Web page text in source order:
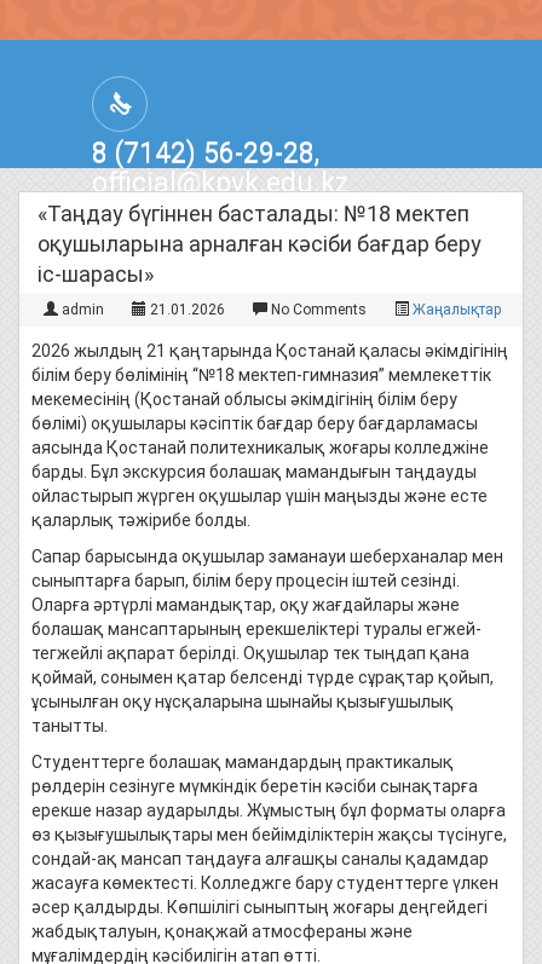
8 (7142) 56-29-28,
official@kpvk.edu.kz
г.Костанай, Проспект Кобыланды
Батыра, 3
«Таңдау бүгіннен басталады: №18 мектеп
оқушыларына арналған кәсіби бағдар беру
іс-шарасы»
admin 21.01.2026 No Comments Жаңалықтар
2026 жылдың 21 қаңтарында Қостанай қаласы әкімдігінің
білім беру бөлімінің “№18 мектеп-гимназия” мемлекеттік
мекемесінің (Қостанай облысы әкімдігінің білім беру
бөлімі) оқушылары кәсіптік бағдар беру бағдарламасы
аясында Қостанай политехникалық жоғары колледжіне
барды. Бұл экскурсия болашақ мамандығын таңдауды
ойластырып жүрген оқушылар үшін маңызды және есте
қаларлық тәжірибе болды.
Сапар барысында оқушылар заманауи шеберханалар мен
сыныптарға барып, білім беру процесін іштей сезінді.
Оларға әртүрлі мамандықтар, оқу жағдайлары және
болашақ мансаптарының ерекшеліктері туралы егжей-
тегжейлі ақпарат берілді. Оқушылар тек тыңдап қана
қоймай, сонымен қатар белсенді түрде сұрақтар қойып,
ұсынылған оқу нұсқаларына шынайы қызығушылық
танытты.
Студенттерге болашақ мамандардың практикалық
рөлдерін сезінуге мүмкіндік беретін кәсіби сынақтарға
ерекше назар аударылды. Жұмыстың бұл форматы оларға
өз қызығушылықтары мен бейімділіктерін жақсы түсінуге,
сондай-ақ мансап таңдауға алғашқы саналы қадамдар
жасауға көмектесті. Колледжге бару студенттерге үлкен
әсер қалдырды. Көпшілігі сыныптың жоғары деңгейдегі
жабдықталуын, қонақжай атмосфераны және
мұғалімдердің кәсібилігін атап өтті.